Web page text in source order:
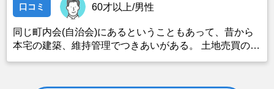
口コミ 60才以上/男性
同じ町内会(自治会)にあるということもあって、昔から
本宅の建築、維持管理でつきあいがある。 土地売買の仲